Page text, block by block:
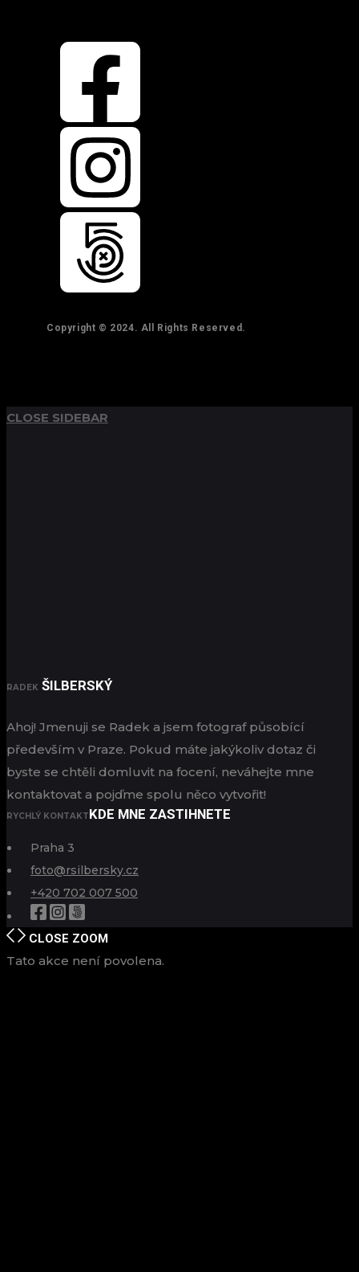
Copyright © 2024. All Rights Reserved.
CLOSE SIDEBAR
RADEK ŠILBERSKÝ
Ahoj! Jmenuji se Radek a jsem fotograf působící
především v Praze. Pokud máte jakýkoliv dotaz či
byste se chtěli domluvit na focení, neváhejte mne
kontaktovat a pojďme spolu něco vytvořit!
RYCHLÝ KONTAKTKDE MNE ZASTIHNETE
Praha 3
foto@rsilbersky.cz
+420 702 007 500
CLOSE ZOOM
Tato akce není povolena.